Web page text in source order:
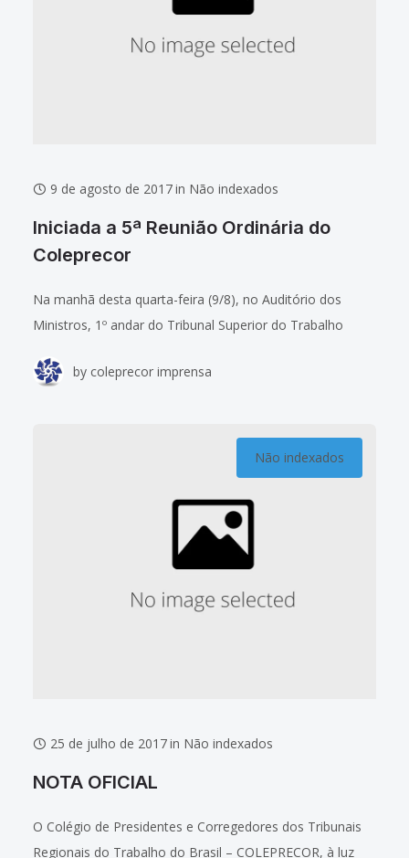
9 de agosto de 2017in Não indexados
Iniciada a 5ª Reunião Ordinária do
Coleprecor
Na manhã desta quarta-feira (9/8), no Auditório dos
Ministros, 1º andar do Tribunal Superior do Trabalho
Corregedores dos Tribunais Regionais do Trabalho
by coleprecor imprensa
Não indexados
25 de julho de 2017in Não indexados
NOTA OFICIAL
O Colégio de Presidentes e Corregedores dos Tribunais
Regionais do Trabalho do Brasil – COLEPRECOR, à luz